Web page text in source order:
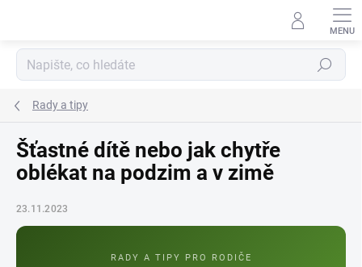
Hledat
Rady a tipy
Šťastné dítě nebo jak chytře
oblékat na podzim a v zimě
23.11.2023
RADY A TIPY PRO RODIČE